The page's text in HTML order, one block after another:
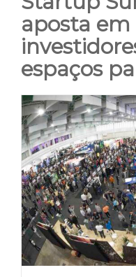
aposta
espaços
View
Larger
Image